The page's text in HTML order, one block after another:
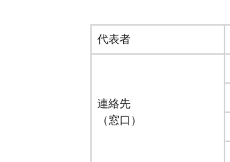
代表者
連絡先
（窓口）